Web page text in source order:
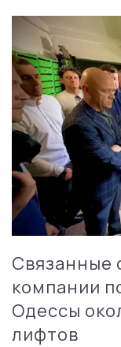
Связанные
компании
Одессы
лифтов